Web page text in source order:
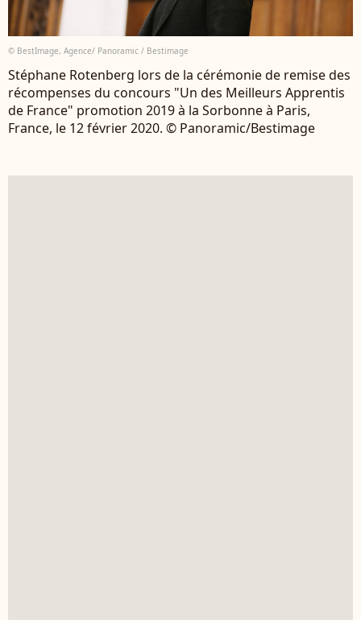
© BestImage, Agence/ Panoramic / Bestimage
Stéphane Rotenberg lors de la cérémonie de remise des
récompenses du concours "Un des Meilleurs Apprentis
de France" promotion 2019 à la Sorbonne à Paris,
France, le 12 février 2020. © Panoramic/Bestimage